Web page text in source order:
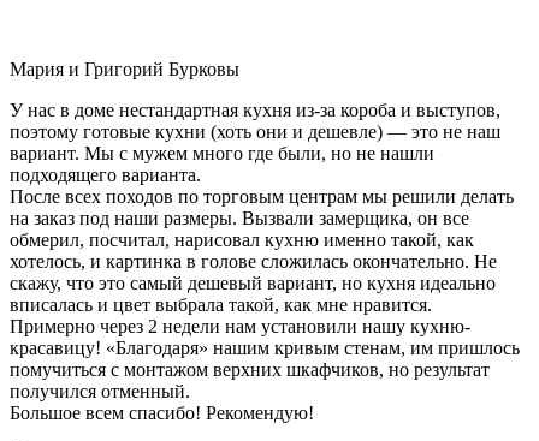
Мария и Григорий Бурковы
У нас в доме нестандартная кухня из-за короба и выступов,
поэтому готовые кухни (хоть они и дешевле) — это не наш
вариант. Мы с мужем много где были, но не нашли
подходящего варианта.
После всех походов по торговым центрам мы решили делать
на заказ под наши размеры. Вызвали замерщика, он все
обмерил, посчитал, нарисовал кухню именно такой, как
хотелось, и картинка в голове сложилась окончательно. Не
скажу, что это самый дешевый вариант, но кухня идеально
вписалась и цвет выбрала такой, как мне нравится.
Примерно через 2 недели нам установили нашу кухню-
красавицу! «Благодаря» нашим кривым стенам, им пришлось
помучиться с монтажом верхних шкафчиков, но результат
получился отменный.
Большое всем спасибо! Рекомендую!